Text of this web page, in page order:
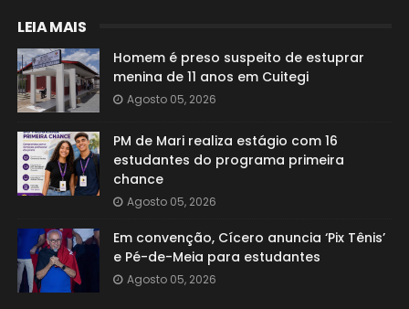
LEIA MAIS
Homem é preso suspeito de estuprar
menina de 11 anos em Cuitegi
Agosto 05, 2026
PM de Mari realiza estágio com 16
estudantes do programa primeira
chance
Agosto 05, 2026
Em convenção, Cícero anuncia ‘Pix Tênis’
e Pé-de-Meia para estudantes
Agosto 05, 2026